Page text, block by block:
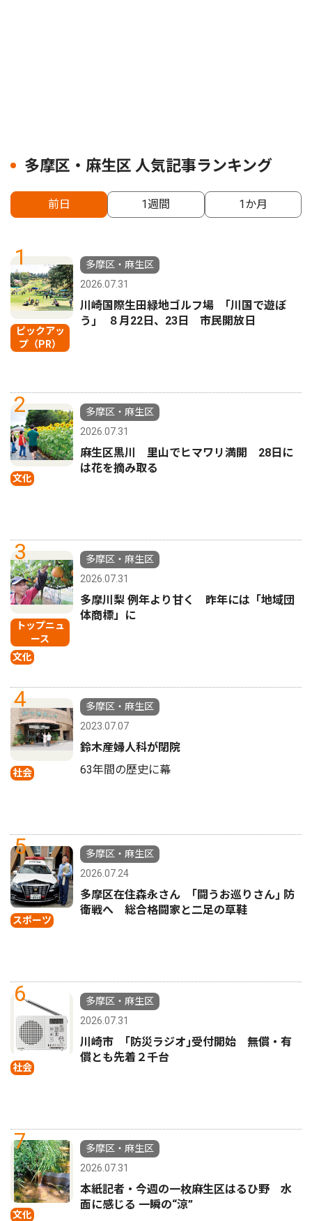
多摩区・麻生区 人気記事ランキング
前日 1週間 1か月
1
ピックアッ
プ（PR）
多摩区・麻生区
2026.07.31
川崎国際生田緑地ゴルフ場 ｢川国で遊ぼ
う｣ ８月22日、23日 市民開放日
2
文化
多摩区・麻生区
2026.07.31
麻生区黒川 里山でヒマワリ満開 28日に
は花を摘み取る
3
トップニュ
ース
文化
多摩区・麻生区
2026.07.31
多摩川梨 例年より甘く 昨年には「地域団
体商標」に
4
社会
多摩区・麻生区
2023.07.07
鈴木産婦人科が閉院
63年間の歴史に幕
5
スポーツ
多摩区・麻生区
2026.07.24
多摩区在住森永さん ｢闘うお巡りさん｣ 防
衛戦へ 総合格闘家と二足の草鞋
6
社会
多摩区・麻生区
2026.07.31
川崎市 ｢防災ラジオ｣受付開始 無償・有
償とも先着２千台
7
文化
多摩区・麻生区
2026.07.31
本紙記者・今週の一枚麻生区はるひ野 水
面に感じる 一瞬の“涼”